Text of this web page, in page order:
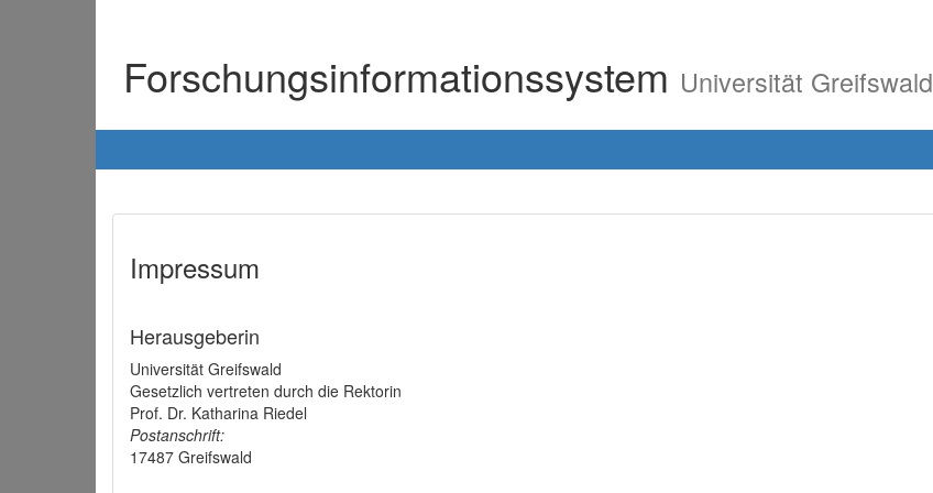
Forschungsinformationssystem Universität Greifswald
Impressum
Herausgeberin
Universität Greifswald
Gesetzlich vertreten durch die Rektorin
Prof. Dr. Katharina Riedel
Postanschrift:
17487 Greifswald